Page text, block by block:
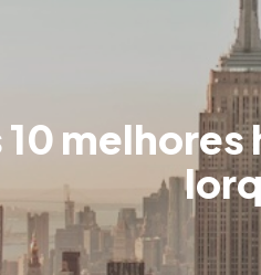
10 melhores